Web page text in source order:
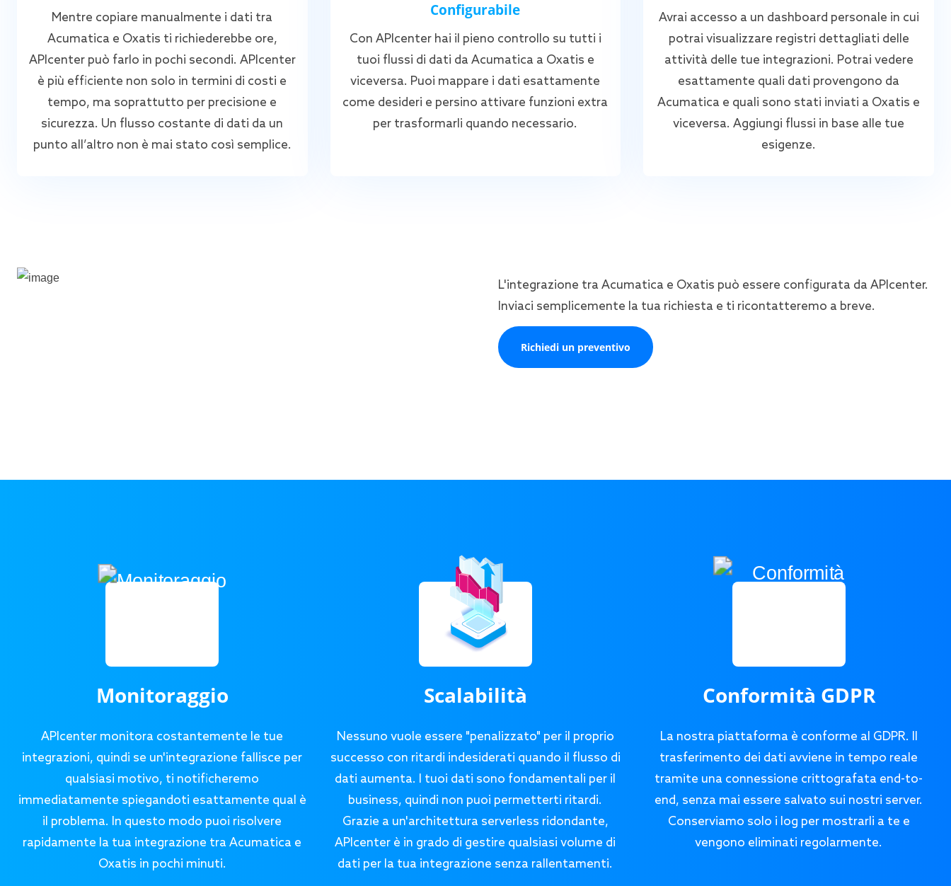
Mentre copiare manualmente i dati tra
Acumatica e Oxatis ti richiederebbe ore,
APIcenter può farlo in pochi secondi. APIcenter
è più efficiente non solo in termini di costi e
tempo, ma soprattutto per precisione e
sicurezza. Un flusso costante di dati da un
punto all’altro non è mai stato così semplice.
Configurabile
Con APIcenter hai il pieno controllo su tutti i
tuoi flussi di dati da Acumatica a Oxatis e
viceversa. Puoi mappare i dati esattamente
come desideri e persino attivare funzioni extra
per trasformarli quando necessario.
Avrai accesso a un dashboard personale in cui
potrai visualizzare registri dettagliati delle
attività delle tue integrazioni. Potrai vedere
esattamente quali dati provengono da
Acumatica e quali sono stati inviati a Oxatis e
viceversa. Aggiungi flussi in base alle tue
esigenze.
L'integrazione tra Acumatica e Oxatis può essere configurata da APIcenter.
Inviaci semplicemente la tua richiesta e ti ricontatteremo a breve.
Richiedi un preventivo
Monitoraggio
APIcenter monitora costantemente le tue
integrazioni, quindi se un'integrazione fallisce per
qualsiasi motivo, ti notificheremo
immediatamente spiegandoti esattamente qual è
il problema. In questo modo puoi risolvere
rapidamente la tua integrazione tra Acumatica e
Oxatis in pochi minuti.
Scalabilità
Nessuno vuole essere "penalizzato" per il proprio
successo con ritardi indesiderati quando il flusso di
dati aumenta. I tuoi dati sono fondamentali per il
business, quindi non puoi permetterti ritardi.
Grazie a un'architettura serverless ridondante,
APIcenter è in grado di gestire qualsiasi volume di
dati per la tua integrazione senza rallentamenti.
Conformità GDPR
La nostra piattaforma è conforme al GDPR. Il
trasferimento dei dati avviene in tempo reale
tramite una connessione crittografata end-to-
end, senza mai essere salvato sui nostri server.
Conserviamo solo i log per mostrarli a te e
vengono eliminati regolarmente.